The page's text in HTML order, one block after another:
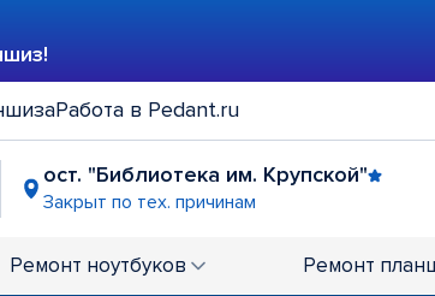
Работа в Pedant.ru
ост. "Библиотека им. Крупской"
Закрыт по тех. причинам
Ремонт ноутбуков Ремонт